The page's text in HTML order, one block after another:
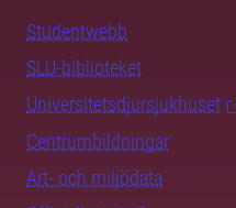
Studentwebb
SLU-biblioteket
Universitetsdjursjukhuset
Centrumbildningar
Art- och miljödata